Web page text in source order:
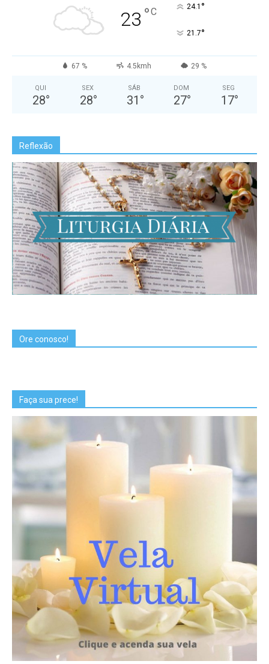
23 °C 24.1 °
21.7°
67 % 4.5kmh 29 %
QUI
28°
SEX
28°
SÁB
31 °
DOM
27°
SEG
17°
Reflexão
Ore conosco!
Faça sua prece!